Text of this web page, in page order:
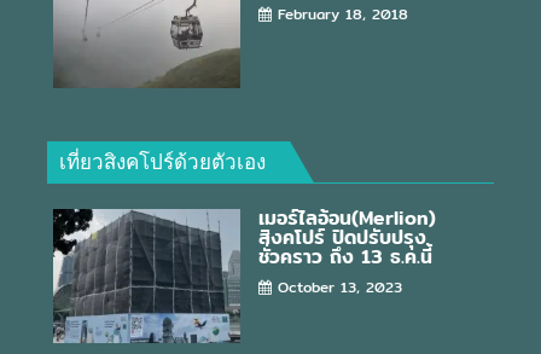
February 18, 2018
เที่ยวสิงคโปร์ด้วยตัวเอง
เมอร์ไลอ้อน(Merlion)
สิงคโปร์ ปิดปรับปรุง
ชั่วคราว ถึง 13 ธ.ค.นี้
October 13, 2023